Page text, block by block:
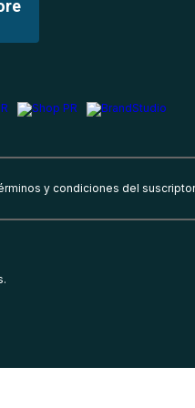
y condiciones del